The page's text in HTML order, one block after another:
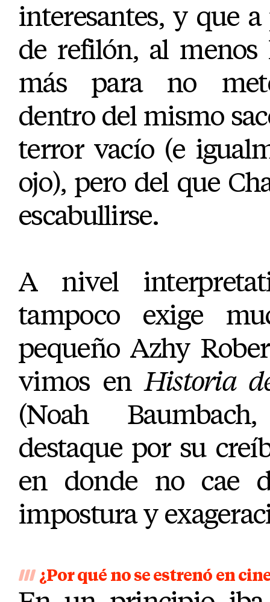
interesantes, y que a
de refilón, al
más para no
dentro del mismo
terror vacío (e
ojo), pero del que
escabullirse.
A nivel
tampoco exige
pequeño Azhy
vimos enHistoria
(Noah
destaque por su
en donde no cae
impostura y
¿Por qué no se estrenó en